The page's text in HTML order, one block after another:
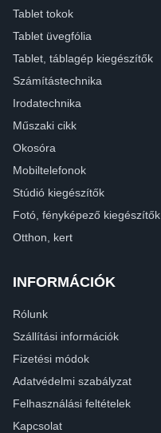
Tablet tokok
Tablet üvegfólia
Tablet, táblagép kiegészítők
Számítástechnika
Irodatechnika
Műszaki cikk
Okosóra
Mobiltelefonok
Stúdió kiegészítők
Fotó, fényképező kiegészítők
Otthon, kert
INFORMÁCIÓK
Rólunk
Szállítási információk
Fizetési módok
Adatvédelmi szabályzat
Felhasználási feltételek
Kapcsolat